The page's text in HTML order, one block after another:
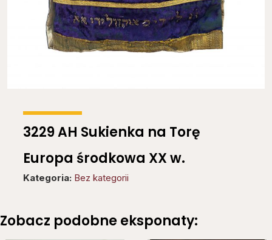
3229 AH Sukienka na Torę
Europa środkowa XX w.
Kategoria: Bez kategorii
Zobacz podobne eksponaty: